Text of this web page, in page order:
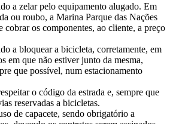
a zelar pelo equipamento alugado. Em
ou roubo, a Marina Parque das Nações
cobrar os componentes, ao cliente, a preço
a bloquear a bicicleta, corretamente, em
em que não estiver junto da mesma,
que possível, num estacionamento
o código da estrada e, sempre que
reservadas a bicicletas.
de capacete, sendo obrigatório a